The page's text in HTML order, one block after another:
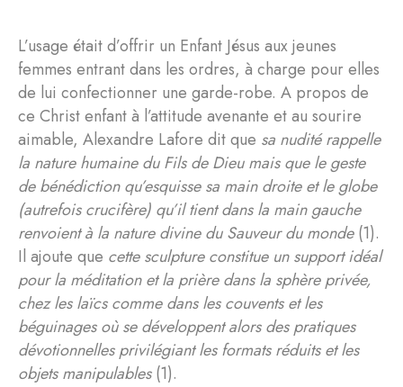
L’usage était d’offrir un Enfant Jésus aux jeunes
femmes entrant dans les ordres, à charge pour elles
de lui confectionner une garde-robe. A propos de
ce Christ enfant à l’attitude avenante et au sourire
aimable, Alexandre Lafore dit que sa nudité rappelle
la nature humaine du Fils de Dieu mais que le geste
de bénédiction qu’esquisse sa main droite et le globe
(autrefois crucifère) qu’il tient dans la main gauche
renvoient à la nature divine du Sauveur du monde(1).
Il ajoute que cette sculpture constitue un support idéal
pour la méditation et la prière dans la sphère privée,
chez les laïcs comme dans les couvents et les
béguinages où se développent alors des pratiques
dévotionnelles privilégiant les formats réduits et les
objets manipulables(1).